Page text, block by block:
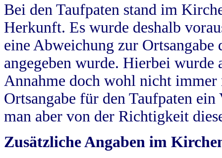
Bei den Taufpaten stand im
Herkunft. Es wurde deshalb
eine Abweichung zur
angegeben wurde. Hierbei wurde
Annahme doch wohl nicht
Ortsangabe für den Taufpaten
man aber von der Richtigkeit
Zusätzliche Angaben im